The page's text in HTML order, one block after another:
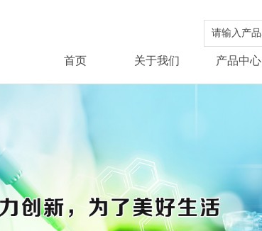
首页 关于我们 产品中心